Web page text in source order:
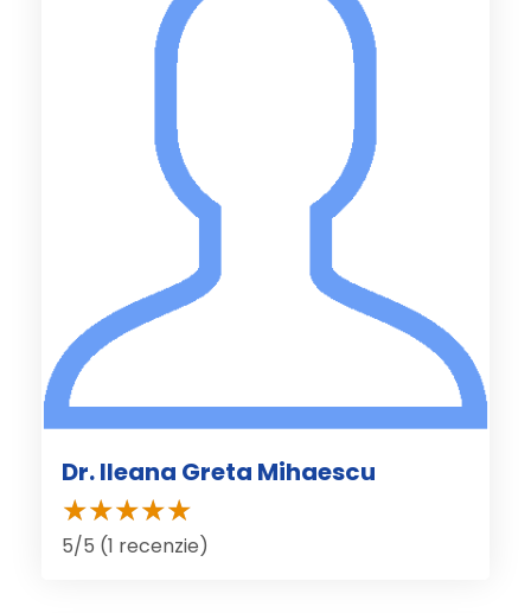
Dr. Ileana Greta Mihaescu
5/5 (1 recenzie)